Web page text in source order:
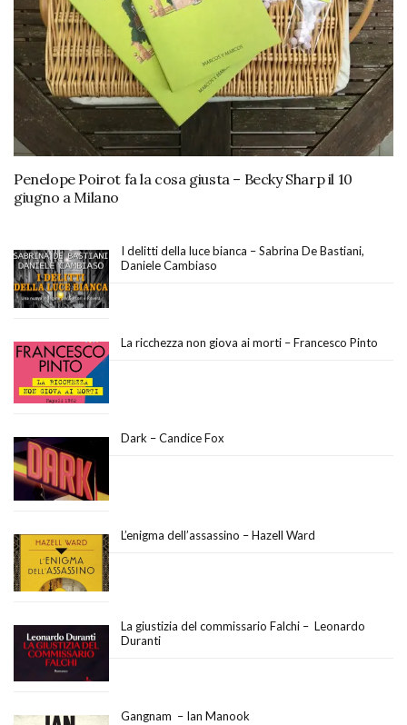
Penelope Poirot fa la cosa giusta – Becky Sharp il 10
giugno a Milano
I delitti della luce bianca – Sabrina De Bastiani,
Daniele Cambiaso
La ricchezza non giova ai morti – Francesco Pinto
Dark – Candice Fox
L’enigma dell’assassino – Hazell Ward
La giustizia del commissario Falchi – Leonardo
Duranti
Gangnam – Ian Manook